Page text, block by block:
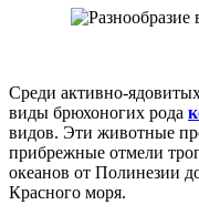
Среди активно-
виды брюхоногих рода
видов. Эти животные
прибрежные отмели
океанов от Полинезии
Красного моря.